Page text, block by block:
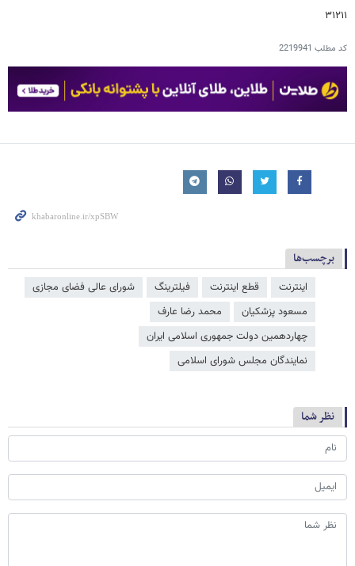
۳۱۲۱۱
کد مطلب 2219941
برچسب‌ها
اینترنت قطع اینترنت فیلترینگ
شورای عالی فضای مجازی
مسعود پزشکیان
محمد رضا عارف
چهاردهمین دولت جمهوری اسلامی ایران
نمایندگان مجلس شورای اسلامی
نظر شما